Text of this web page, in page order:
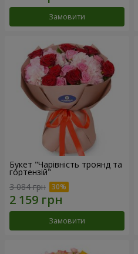
Замовити
Букет "Чарівність троянд та
гортензій"
3 084 грн
Замовити